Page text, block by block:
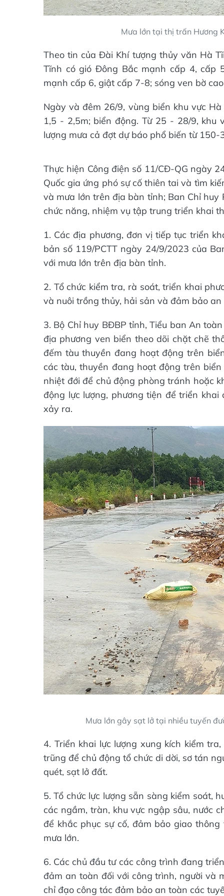
Mưa lớn tại thị trấn Hương
Theo tin của Đài Khí tượng thủy văn Hà
Tĩnh có gió Đông Bắc mạnh cấp 4, cấp
mạnh cấp 6, giật cấp 7-8; sóng ven bờ
Ngày và đêm 26/9, vùng biển khu vực
1,5 - 2,5m; biển động. Từ 25 - 28/9,
lượng mưa cả đợt dự báo phổ biến từ
Thực hiện Công điện số 11/CĐ-QG ngày
Quốc gia ứng phó sự cố thiên tai và tìm
và mưa lớn trên địa bàn tỉnh; Ban Chỉ huy
chức năng, nhiệm vụ tập trung triển khai
1. Các địa phương, đơn vị tiếp tục triển
bản số 119/PCTT ngày 24/9/2023 của
với mưa lớn trên địa bàn tỉnh.
2. Tổ chức kiểm tra, rà soát, triển khai
và nuôi trồng thủy, hải sản và đảm bảo
3. Bộ Chỉ huy BĐBP tỉnh, Tiểu ban An
địa phương ven biển theo dõi chặt chẽ
đếm tàu thuyền đang hoạt động trên
các tàu, thuyền đang hoạt động trên
nhiệt đới để chủ động phòng tránh hoặc
động lực lượng, phương tiện để triển
xảy ra.
Mưa lớn gây sạt lở tại nhiều tuyến
4. Triển khai lực lượng xung kích kiểm
trũng để chủ động tổ chức di dời, sơ tán
quét, sạt lở đất.
5. Tổ chức lực lượng sẵn sàng kiểm soát,
các ngầm, tràn, khu vực ngập sâu, nước
để khắc phục sự cố, đảm bảo giao
mưa lớn.
6. Các chủ đầu tư các công trình đang
đảm an toàn đối với công trình, người và
chỉ đạo công tác đảm bảo an toàn các